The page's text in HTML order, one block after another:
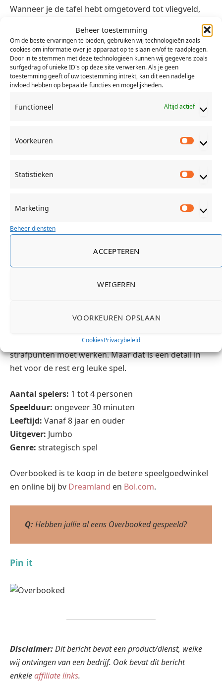
Beheer toestemming
Om de beste ervaringen te bieden, gebruiken wij technologieën zoals
cookies om informatie over je apparaat op te slaan en/of te raadplegen.
Door in te stemmen met deze technologieën kunnen wij gegevens zoals
surfgedrag of unieke ID's op deze site verwerken. Als je geen
toestemming geeft of uw toestemming intrekt, kan dit een nadelige
invloed hebben op bepaalde functies en mogelijkheden.
Functioneel Altijd actief
Voorkeuren
Statistieken
Marketing
Beheer diensten
ACCEPTEREN
WEIGEREN
VOORKEUREN OPSLAAN
CookiesPrivacybeleid
Wanneer je de tafel hebt omgetoverd tot vliegveld,
neem je best even de tijd om de spelregels even door
te nemen. Het thema zorgt voor een origenele
insteek. Het puzzelen met passagiers zorgt de ene
keer voor een vreugdemomentje, de andere keer
moet je een passagier teleurstellen en plaats je hem
naast het vliegtuig op de trap. Elk spel is keer op keer
een uitdagende puzzel. Dankzij het mooie aantal
verveling zeker niet aan de orde.
is een erg leuk familiespel waarbij
Maar er zitten leuke details in die telkens weer een
relatief eenvoudige spelregels zorgen er voor dat dit
spel leuk is voor jong en oud.
verschillende malen gespeeld en de dochter blijft
persoonlijk de puntentelling op het einde van het
groter gemogen, zeker omdat je ook met
strafpunten moet werken. Maar dat is een detail in
het voor de rest erg leuke spel.
Aantal spelers: 1 tot 4 personen
Speelduur: ongeveer 30 minuten
Leeftijd: Vanaf 8 jaar en ouder
Uitgever: Jumbo
Genre: strategisch spel
Overbooked is te koop in de betere speelgoedwinkel
en online bij bv Dreamland en Bol.com.
Q:Hebben jullie al eens Overbooked gespeeld?
Pin it
Disclaimer:Dit bericht bevat een product/dienst, welke
wij ontvingen van een bedrijf. Ook bevat dit bericht
enkeleaffiliate links.